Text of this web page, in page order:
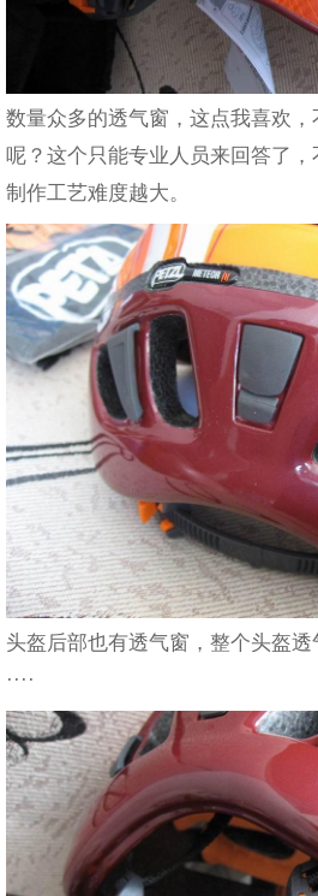
数量众多的透气窗，这点我喜欢
呢？这个只能专业人员来回答了
制作工艺难度越大。
头盔后部也有透气窗，整个头盔透
····